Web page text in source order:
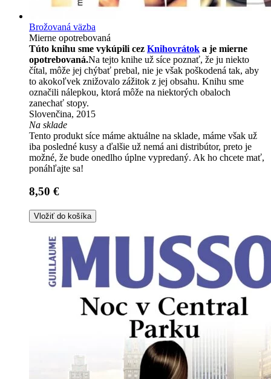
Brožovaná väzba
Mierne opotrebovaná
Túto knihu sme vykúpili cez Knihovrátok a je mierne
opotrebovaná.Na tejto knihe už síce poznať, že ju niekto
čítal, môže jej chýbať prebal, nie je však poškodená tak, aby
to akokoľvek znižovalo zážitok z jej obsahu. Knihu sme
označili nálepkou, ktorá môže na niektorých obaloch
zanechať stopy.
Slovenčina, 2015
Na sklade
Tento produkt síce máme aktuálne na sklade, máme však už
iba posledné kusy a ďalšie už nemá ani distribútor, preto je
možné, že bude onedlho úplne vypredaný. Ak ho chcete mať,
ponáhľajte sa!
8,50 €
Vložiť do košíka